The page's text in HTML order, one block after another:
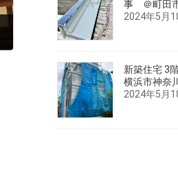
事 ＠町田
2024年5月
新築住宅
横浜市神奈
2024年5月